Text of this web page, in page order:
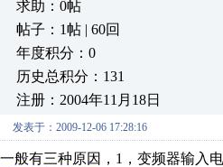
求助：0帖
帖子：1帖 | 60回
年度积分：0
历史总积分：131
注册：2004年11月18日
发表于：2009-12-06 17:28:16
一般有三种原因，1，变频器输入